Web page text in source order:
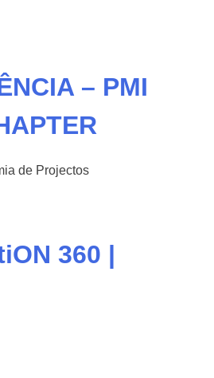
– PMI
de Projectos
360 |